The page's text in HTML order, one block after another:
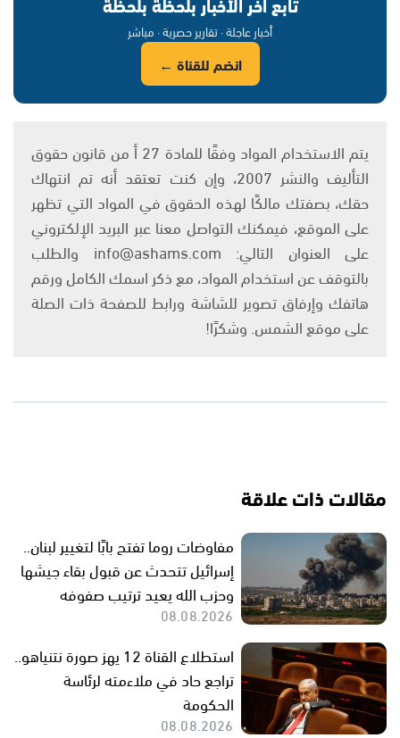
أخبار عاجلة · تقارير حصرية · مباشر
انضم للقناة ←
يتم الاستخدام المواد وفقًا للمادة 27 أ من قانون حقوق
التأليف والنشر 2007، وإن كنت تعتقد أنه تم انتهاك
حقك، بصفتك مالكًا لهذه الحقوق في المواد التي تظهر
على الموقع، فيمكنك التواصل معنا عبر البريد الإلكتروني
على العنوان التالي: info@ashams.com والطلب
بالتوقف عن استخدام المواد، مع ذكر اسمك الكامل ورقم
هاتفك وإرفاق تصوير للشاشة ورابط للصفحة ذات الصلة
على موقع الشمس. وشكرًا!
مقالات ذات علاقة
مفاوضات روما تفتح بابًا لتغيير لبنان..
إسرائيل تتحدث عن قبول بقاء جيشها
وحزب الله يعيد ترتيب صفوفه
08.08.2026
استطلاع القناة 12 يهز صورة نتنياهو..
تراجع حاد في ملاءمته لرئاسة
الحكومة
08.08.2026